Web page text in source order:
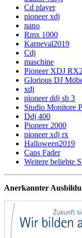
Cd player
pioneer xdj
nano
Rmx 1000
Karneval2019
Cdj
maschine
Pioneer XDJ RX2
Glorious DJ
xdj
pioneer ddj sb 3
Studio Monitore
Ddj 400
Pioneer 2000
pioneer xdj rx
Halloween2019
Caps Fader
Weitere beliebte
Anerkannter